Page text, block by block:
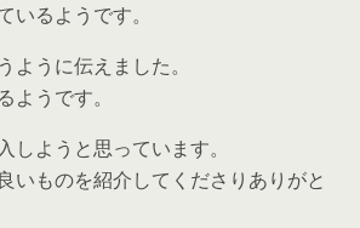
いるようです。
ように伝えました。
ようです。
しようと思っています。
いものを紹介してくださりありがと